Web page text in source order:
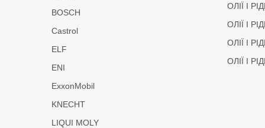
BOSCH
Castrol
ELF
ENI
ExxonMobil
KNECHT
LIQUI MOLY
ОЛІЇ І
ОЛІЇ І
ОЛІЇ І
ОЛІЇ І